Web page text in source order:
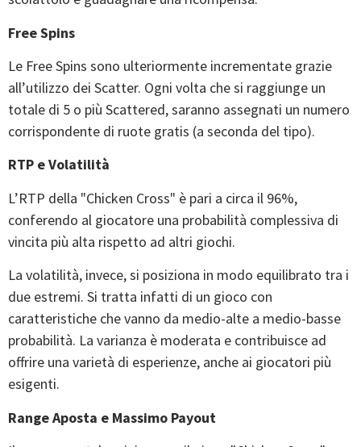
Free Spins
Le Free Spins sono ulteriormente incrementate grazie
all’utilizzo dei Scatter. Ogni volta che si raggiunge un
totale di 5 o più Scattered, saranno assegnati un numero
corrispondente di ruote gratis (a seconda del tipo).
RTP e Volatilità
L’RTP della "Chicken Cross" è pari a circa il 96%,
conferendo al giocatore una probabilità complessiva di
vincita più alta rispetto ad altri giochi.
La volatilità, invece, si posiziona in modo equilibrato tra i
due estremi. Si tratta infatti di un gioco con
caratteristiche che vanno da medio-alte a medio-basse
probabilità. La varianza è moderata e contribuisce ad
offrire una varietà di esperienze, anche ai giocatori più
esigenti.
Range Aposta e Massimo Payout